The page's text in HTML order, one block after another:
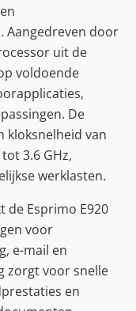
Aangedreven door
uit de
voldoende
De
kloksnelheid van
3.6 GHz,
werklasten.
de Esprimo E920
voor
e-mail en
zorgt voor snelle
en